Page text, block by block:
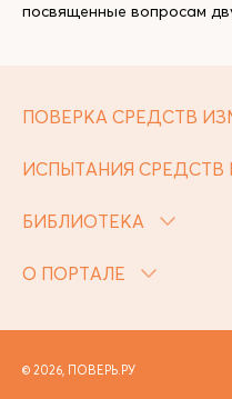
посвященные вопросам
ПОВЕРКА СРЕДСТВ
ИСПЫТАНИЯ СРЕДСТВ
БИБЛИОТЕКА
О ПОРТАЛЕ
© 2026, ПОВЕРЬ.РУ